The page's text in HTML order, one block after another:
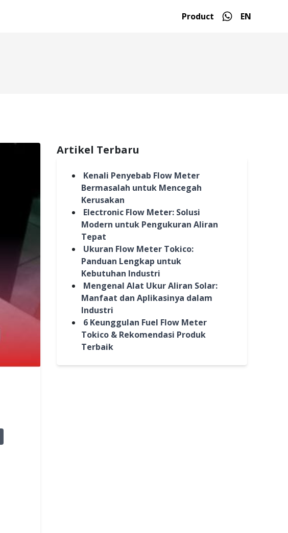
Product EN
Artikel Terbaru
Kenali Penyebab Flow Meter
Bermasalah untuk Mencegah
Kerusakan
Electronic Flow Meter: Solusi
Modern untuk Pengukuran Aliran
Tepat
Ukuran Flow Meter Tokico:
Panduan Lengkap untuk
Kebutuhan Industri
Mengenal Alat Ukur Aliran Solar:
Manfaat dan Aplikasinya dalam
Industri
6 Keunggulan Fuel Flow Meter
Tokico & Rekomendasi Produk
Terbaik